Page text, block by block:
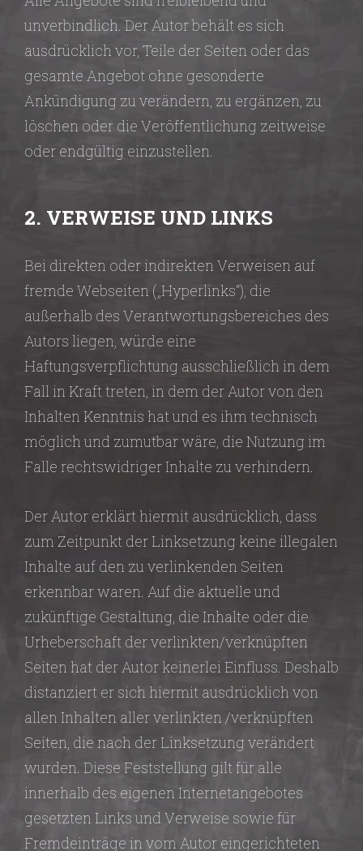
unverbindlich. Der Autor behält es sich
ausdrücklich vor, Teile der Seiten oder das
gesamte Angebot ohne gesonderte
Ankündigung zu verändern, zu ergänzen, zu
löschen oder die Veröffentlichung zeitweise
oder endgültig einzustellen.
2. VERWEISE UND LINKS
Bei direkten oder indirekten Verweisen auf
fremde Webseiten („Hyperlinks“), die
außerhalb des Verantwortungsbereiches des
Autors liegen, würde eine
Haftungsverpflichtung ausschließlich in dem
Fall in Kraft treten, in dem der Autor von den
Inhalten Kenntnis hat und es ihm technisch
möglich und zumutbar wäre, die Nutzung im
Falle rechtswidriger Inhalte zu verhindern.
Der Autor erklärt hiermit ausdrücklich, dass
zum Zeitpunkt der Linksetzung keine illegalen
Inhalte auf den zu verlinkenden Seiten
erkennbar waren. Auf die aktuelle und
zukünftige Gestaltung, die Inhalte oder die
Urheberschaft der verlinkten/verknüpften
Seiten hat der Autor keinerlei Einfluss. Deshalb
distanziert er sich hiermit ausdrücklich von
allen Inhalten aller verlinkten /verknüpften
Seiten, die nach der Linksetzung verändert
wurden. Diese Feststellung gilt für alle
innerhalb des eigenen Internetangebotes
gesetzten Links und Verweise sowie für
Fremdeinträge in vom Autor eingerichteten